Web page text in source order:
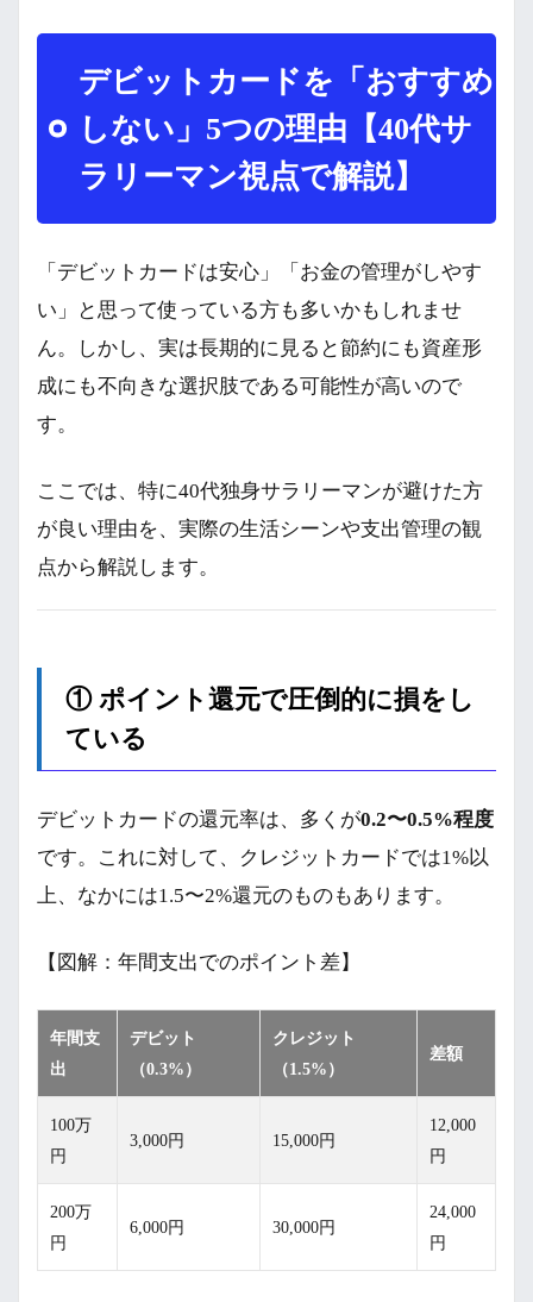
デビットカードを「おすすめ
しない」5つの理由【40代サ
ラリーマン視点で解説】
「デビットカードは安心」「お金の管理がしやす
い」と思って使っている方も多いかもしれませ
ん。しかし、実は長期的に見ると節約にも資産形
成にも不向きな選択肢である可能性が高いので
す。
ここでは、特に40代独身サラリーマンが避けた方
が良い理由を、実際の生活シーンや支出管理の観
点から解説します。
① ポイント還元で圧倒的に損をし
ている
デビットカードの還元率は、多くが0.2〜0.5%程度
です。これに対して、クレジットカードでは1%以
上、なかには1.5〜2%還元のものもあります。
【図解：年間支出でのポイント差】
年間支
出
デビット
（0.3%）
クレジット
（1.5%）
差額
100万
円
3,000円 15,000円
12,000
円
200万
円
6,000円 30,000円
24,000
円